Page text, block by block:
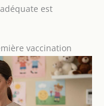
est
vaccination